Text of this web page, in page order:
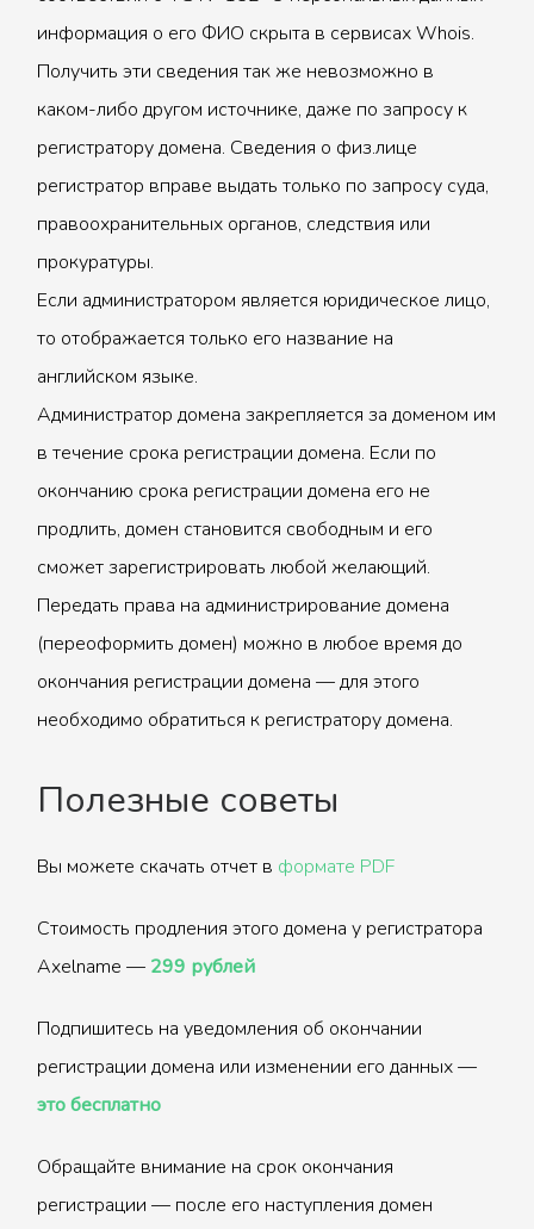
информация о его ФИО скрыта в сервисах Whois.
Получить эти сведения так же невозможно в
каком-либо другом источнике, даже по запросу к
регистратору домена. Сведения о физ.лице
регистратор вправе выдать только по запросу суда,
правоохранительных органов, следствия или
прокуратуры.
Если администратором является юридическое лицо,
то отображается только его название на
английском языке.
Администратор домена закрепляется за доменом им
в течение срока регистрации домена. Если по
окончанию срока регистрации домена его не
продлить, домен становится свободным и его
сможет зарегистрировать любой желающий.
Передать права на администрирование домена
(переоформить домен) можно в любое время до
окончания регистрации домена — для этого
необходимо обратиться к регистратору домена.
Полезные советы
Вы можете скачать отчет в формате PDF
Стоимость продления этого домена у регистратора
Axelname — 299 рублей
Подпишитесь на уведомления об окончании
регистрации домена или изменении его данных —
это бесплатно
Обращайте внимание на срок окончания
регистрации — после его наступления домен